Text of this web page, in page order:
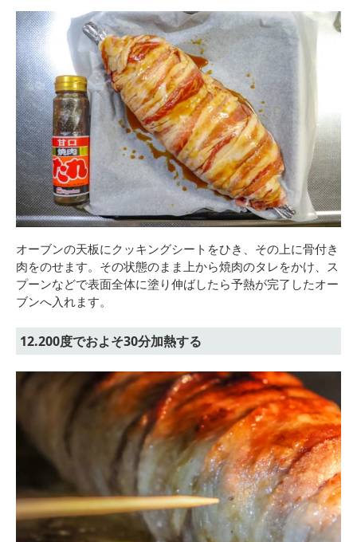
オーブンの天板にクッキングシートをひき、その上に骨付き
肉をのせます。その状態のまま上から焼肉のタレをかけ、ス
プーンなどで表面全体に塗り伸ばしたら予熱が完了したオー
ブンへ入れます。
12.200度でおよそ30分加熱する